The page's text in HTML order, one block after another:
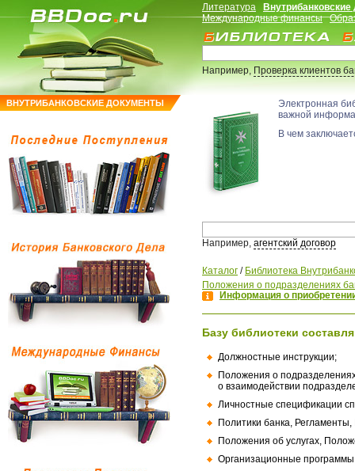
ВНУТРИБАНКОВСКИЕ ДОКУМЕНТЫ
Литература
Международные финансы
Например,Проверка клиентов
Электронная
важной
В чем
Например, агентский договор
Каталог / Библиотека
Положения о подразделениях
Информация о
Базу библиотеки
Должностные инструкции;
Положения о
о взаимодействии
Личностные спецификации
Политики банка,
Положения об услугах,
Организационные